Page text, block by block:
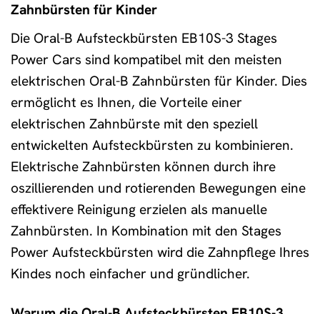
Zahnbürsten für Kinder
Die Oral-B Aufsteckbürsten EB10S-3 Stages
Power Cars sind kompatibel mit den meisten
elektrischen Oral-B Zahnbürsten für Kinder. Dies
ermöglicht es Ihnen, die Vorteile einer
elektrischen Zahnbürste mit den speziell
entwickelten Aufsteckbürsten zu kombinieren.
Elektrische Zahnbürsten können durch ihre
oszillierenden und rotierenden Bewegungen eine
effektivere Reinigung erzielen als manuelle
Zahnbürsten. In Kombination mit den Stages
Power Aufsteckbürsten wird die Zahnpflege Ihres
Kindes noch einfacher und gründlicher.